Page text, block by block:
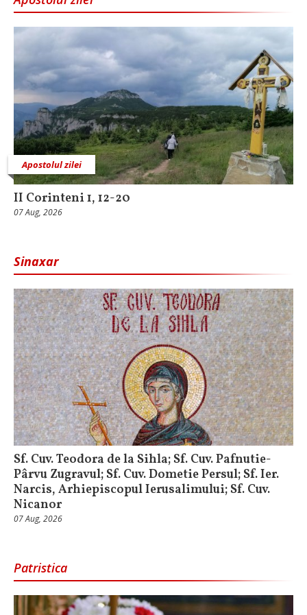
Apostolul zilei
II Corinteni 1, 12-20
07 Aug, 2026
Sinaxar
Sf. Cuv. Teodora de la Sihla; Sf. Cuv. Pafnutie-
Pârvu Zugravul; Sf. Cuv. Dometie Persul; Sf. Ier.
Narcis, Arhiepiscopul Ierusalimului; Sf. Cuv.
Nicanor
07 Aug, 2026
Patristica